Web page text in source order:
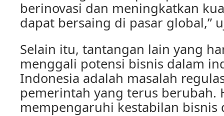
berinovasi dan meningkatkan
dapat bersaing di pasar global,”
Selain itu, tantangan lain yang
menggali potensi bisnis dalam
Indonesia adalah masalah
pemerintah yang terus berubah.
mempengaruhi kestabilan bisnis